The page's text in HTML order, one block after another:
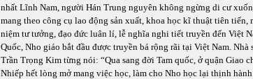
nhất Lĩnh Nam, người Hán Trung nguyên không ngừng di cư
mang theo công cụ lao động sản xuất, khoa học kĩ thuật tiên tiến,
niệm tư tưởng, đạo đức luân lí, lễ nghĩa nghi tiết truyền đến Việt
Quốc, Nho giáo bắt đầu được truyền bá rộng rãi tại Việt Nam.
Trần Trọng Kim từng nói: “Qua sang đời Tam quốc, ở quận Giao
Nhiếp hết lòng mở mang việc học, làm cho Nho học lại thịnh